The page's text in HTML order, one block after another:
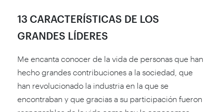
13 CARACTERÍSTICAS DE LOS
GRANDES LÍDERES
Me encanta conocer de la vida de personas que han
hecho grandes contribuciones a la sociedad, que
han revolucionado la industria en la que se
encontraban y que gracias a su participación fueron